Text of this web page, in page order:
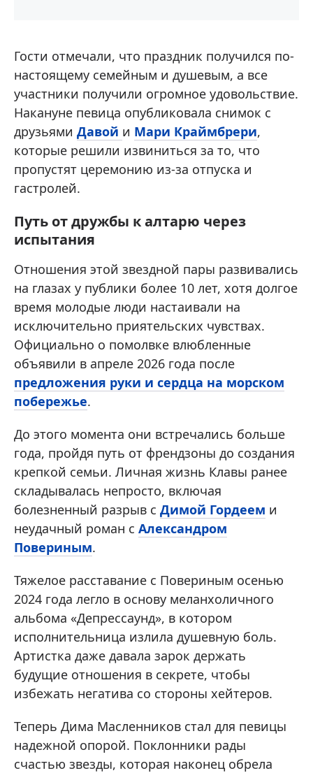
Гости отмечали, что праздник получился по-
настоящему семейным и душевым, а все
участники получили огромное удовольствие.
Накануне певица опубликовала снимок с
друзьями Давой и Мари Краймбрери,
которые решили извиниться за то, что
пропустят церемонию из-за отпуска и
гастролей.
Путь от дружбы к алтарю через
испытания
Отношения этой звездной пары развивались
на глазах у публики более 10 лет, хотя долгое
время молодые люди настаивали на
исключительно приятельских чувствах.
Официально о помолвке влюбленные
объявили в апреле 2026 года после
предложения руки и сердца на морском
побережье.
До этого момента они встречались больше
года, пройдя путь от френдзоны до создания
крепкой семьи. Личная жизнь Клавы ранее
складывалась непросто, включая
болезненный разрыв с Димой Гордеем и
неудачный роман с Александром
Повериным.
Тяжелое расставание с Повериным осенью
2024 года легло в основу меланхоличного
альбома «Депрессаунд», в котором
исполнительница излила душевную боль.
Артистка даже давала зарок держать
будущие отношения в секрете, чтобы
избежать негатива со стороны хейтеров.
Теперь Дима Масленников стал для певицы
надежной опорой. Поклонники рады
счастью звезды, которая наконец обрела